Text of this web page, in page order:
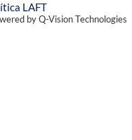
LAFT
by Q-Vision Technologies